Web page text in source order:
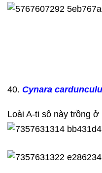
40. Cynara
Loài A-ti sô này trồng ở